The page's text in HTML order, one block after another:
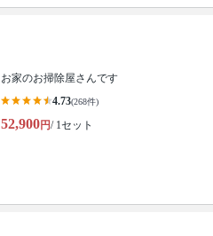
お家のお掃除屋さんです
4.73(268件)
52,900円/ 1セット